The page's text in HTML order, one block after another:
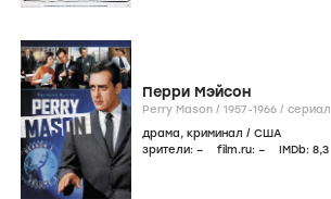
Перри Мэйсон
Perry Mason / 1957-1966 / сериал
драма, криминал / США
зрители: – film.ru: – IMDb: 8,3